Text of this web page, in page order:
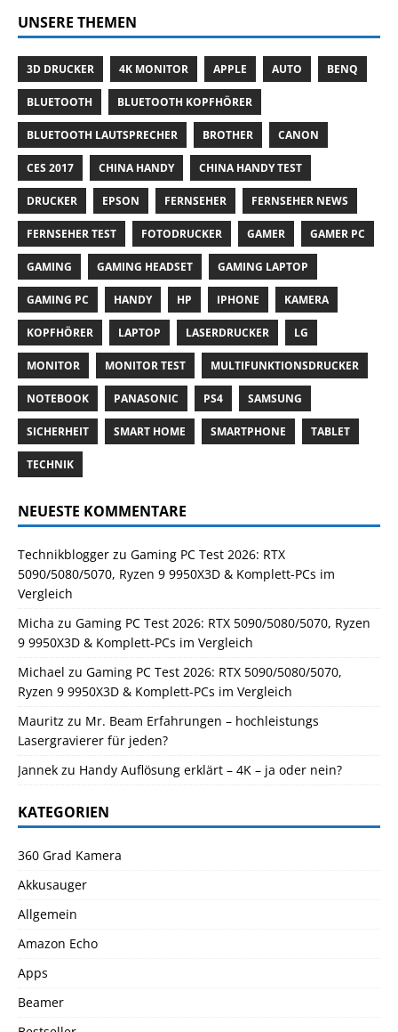
UNSERE THEMEN
3D DRUCKER 4K MONITOR APPLE AUTO BENQ
BLUETOOTH BLUETOOTH KOPFHÖRER
BLUETOOTH LAUTSPRECHER BROTHER CANON
CES 2017 CHINA HANDY CHINA HANDY TEST
DRUCKER EPSON FERNSEHER FERNSEHER NEWS
FERNSEHER TEST FOTODRUCKER GAMER GAMER PC
GAMING GAMING HEADSET GAMING LAPTOP
GAMING PC HANDY HP IPHONE KAMERA
KOPFHÖRER LAPTOP LASERDRUCKER LG
MONITOR MONITOR TEST MULTIFUNKTIONSDRUCKER
NOTEBOOK PANASONIC PS4 SAMSUNG
SICHERHEIT SMART HOME SMARTPHONE TABLET
TECHNIK
NEUESTE KOMMENTARE
Technikblogger zu Gaming PC Test 2026: RTX
5090/5080/5070, Ryzen 9 9950X3D & Komplett-PCs im
Vergleich
Micha zu Gaming PC Test 2026: RTX 5090/5080/5070, Ryzen
9 9950X3D & Komplett-PCs im Vergleich
Michael zu Gaming PC Test 2026: RTX 5090/5080/5070,
Ryzen 9 9950X3D & Komplett-PCs im Vergleich
Mauritz zu Mr. Beam Erfahrungen – hochleistungs
Lasergravierer für jeden?
Jannek zu Handy Auflösung erklärt – 4K – ja oder nein?
KATEGORIEN
360 Grad Kamera
Akkusauger
Allgemein
Amazon Echo
Apps
Beamer